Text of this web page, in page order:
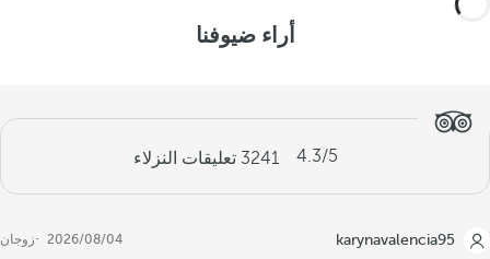
أراء ضيوفنا
4.3/5
3241 تعليقات النزلاء
karynavalencia95
04‏/08‏/2026 زوجان